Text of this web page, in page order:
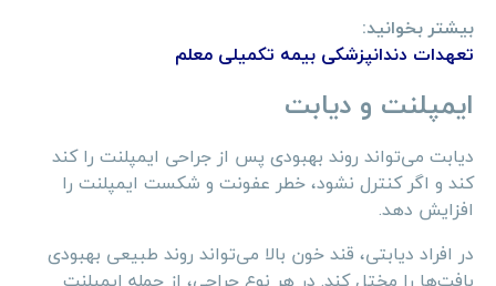
بیشتر بخوانید:
تعهدات دندانپزشکی بیمه تکمیلی معلم
ایمپلنت و دیابت
دیابت می‌تواند روند بهبودی پس از جراحی ایمپلنت را کند
کند و اگر کنترل نشود، خطر عفونت و شکست ایمپلنت را
افزایش دهد.
در افراد دیابتی، قند خون بالا می‌تواند روند طبیعی بهبودی